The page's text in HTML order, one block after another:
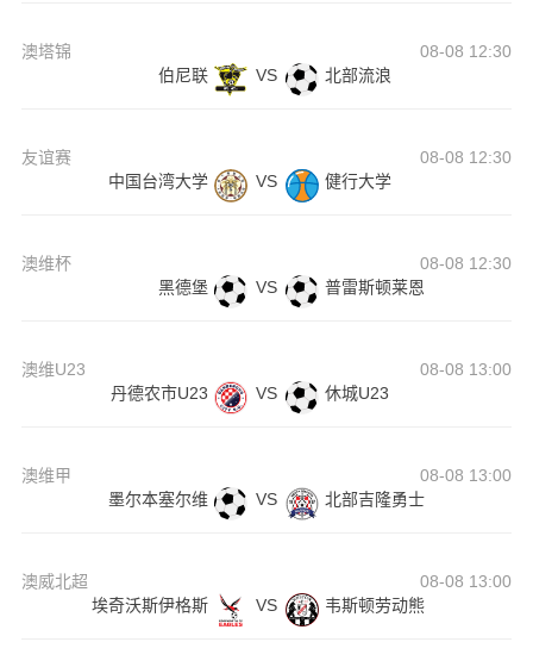
澳塔锦
08-08 12:30
伯尼联
VS 北部流浪
友谊赛
08-08 12:30
中国台湾大学
VS 健行大学
澳维杯
08-08 12:30
黑德堡
VS 普雷斯顿莱恩
澳维U23
08-08 13:00
丹德农市U23
VS 休城U23
澳维甲
08-08 13:00
墨尔本塞尔维
VS 北部吉隆勇士
澳威北超
08-08 13:00
埃奇沃斯伊格斯
VS 韦斯顿劳动熊